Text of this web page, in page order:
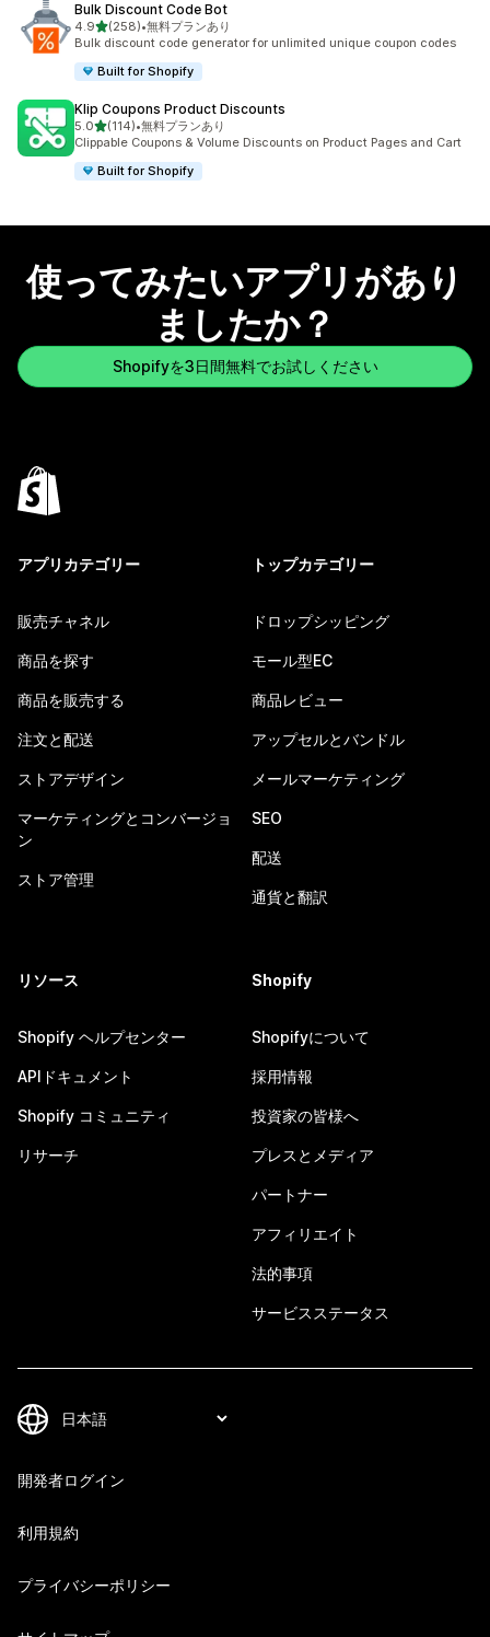
Bulk Discount Code Bot
4.95つ星中
(258)
合計レビュー数：258件
•無料プランあり
Bulk discount code generator for unlimited unique coupon codes
Built for Shopify
Klip Coupons Product Discounts
5.05つ星中
(114)
合計レビュー数：114件
•無料プランあり
Clippable Coupons & Volume Discounts on Product Pages and Cart
Built for Shopify
使ってみたいアプリがあり
ましたか？
Shopifyを3日間無料でお試しください
アプリカテゴリー
販売チャネル
商品を探す
商品を販売する
注文と配送
ストアデザイン
マーケティングとコンバージョ
ン
ストア管理
トップカテゴリー
ドロップシッピング
モール型EC
商品レビュー
アップセルとバンドル
メールマーケティング
SEO
配送
通貨と翻訳
リソース
Shopify ヘルプセンター
APIドキュメント
Shopify コミュニティ
リサーチ
Shopify
Shopifyについて
採用情報
投資家の皆様へ
プレスとメディア
パートナー
アフィリエイト
法的事項
サービスステータス
開発者ログイン
利用規約
プライバシーポリシー